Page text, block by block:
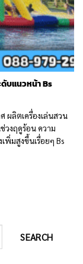
บแนวหน้า Bs
ลิตเครื่องเล่นสวน
วงฤดูร้อน ความ
มสูงขึ้นเรื่อยๆ Bs
SEARCH